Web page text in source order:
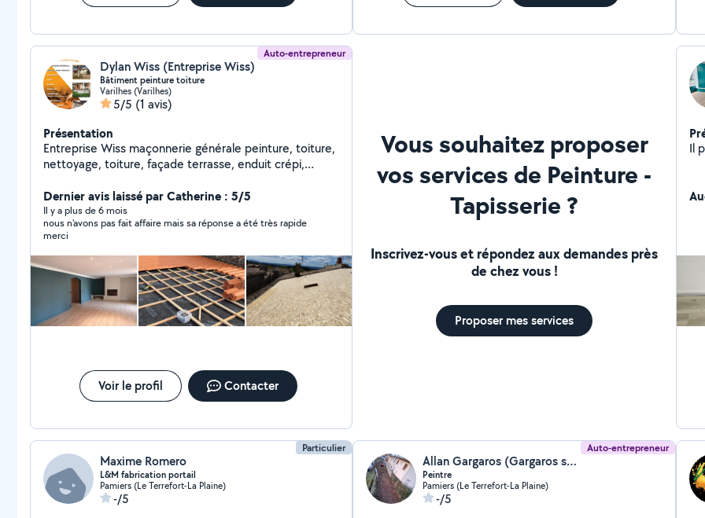
Auto-entrepreneur
Dylan Wiss (Entreprise Wiss)
Bâtiment peinture toiture
Varilhes (Varilhes)
5/5 (1 avis)
Présentation
Entreprise Wiss maçonnerie générale peinture, toiture,
nettoyage, toiture, façade terrasse, enduit crépi,
débroussaillage, création de jardin, entretien, jardin et
parc fondation isolation DEVIS GRATUIT numéro de
SIRET 98096178300019
Dernier avis laissé par Catherine : 5/5
Il y a plus de 6 mois
nous n'avons pas fait affaire mais sa réponse a été très rapide
merci
Voir le profil Contacter
Vous souhaitez proposer
vos services de Peinture -
Tapisserie ?
Inscrivez-vous et répondez aux demandes près
de chez vous !
Proposer mes services
Il
Particulier
Maxime Romero
L&M fabrication portail
Pamiers (Le Terrefort-La Plaine)
-/5
Auto-entrepreneur
Allan Gargaros (Gargaros service)
Peintre
Pamiers (Le Terrefort-La Plaine)
-/5